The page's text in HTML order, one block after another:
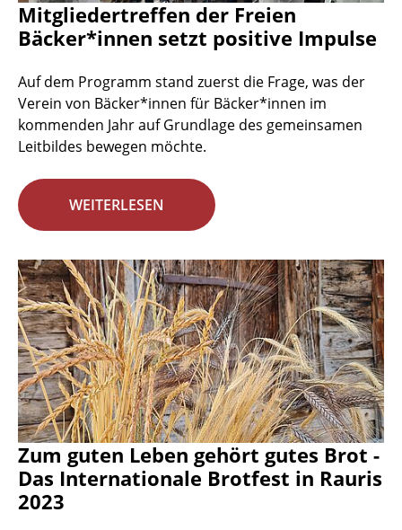
Mitgliedertreffen der Freien
Bäcker*innen setzt positive Impulse
Auf dem Programm stand zuerst die Frage, was der
Verein von Bäcker*innen für Bäcker*innen im
kommenden Jahr auf Grundlage des gemeinsamen
Leitbildes bewegen möchte.
WEITERLESEN
Zum guten Leben gehört gutes Brot -
Das Internationale Brotfest in Rauris
2023